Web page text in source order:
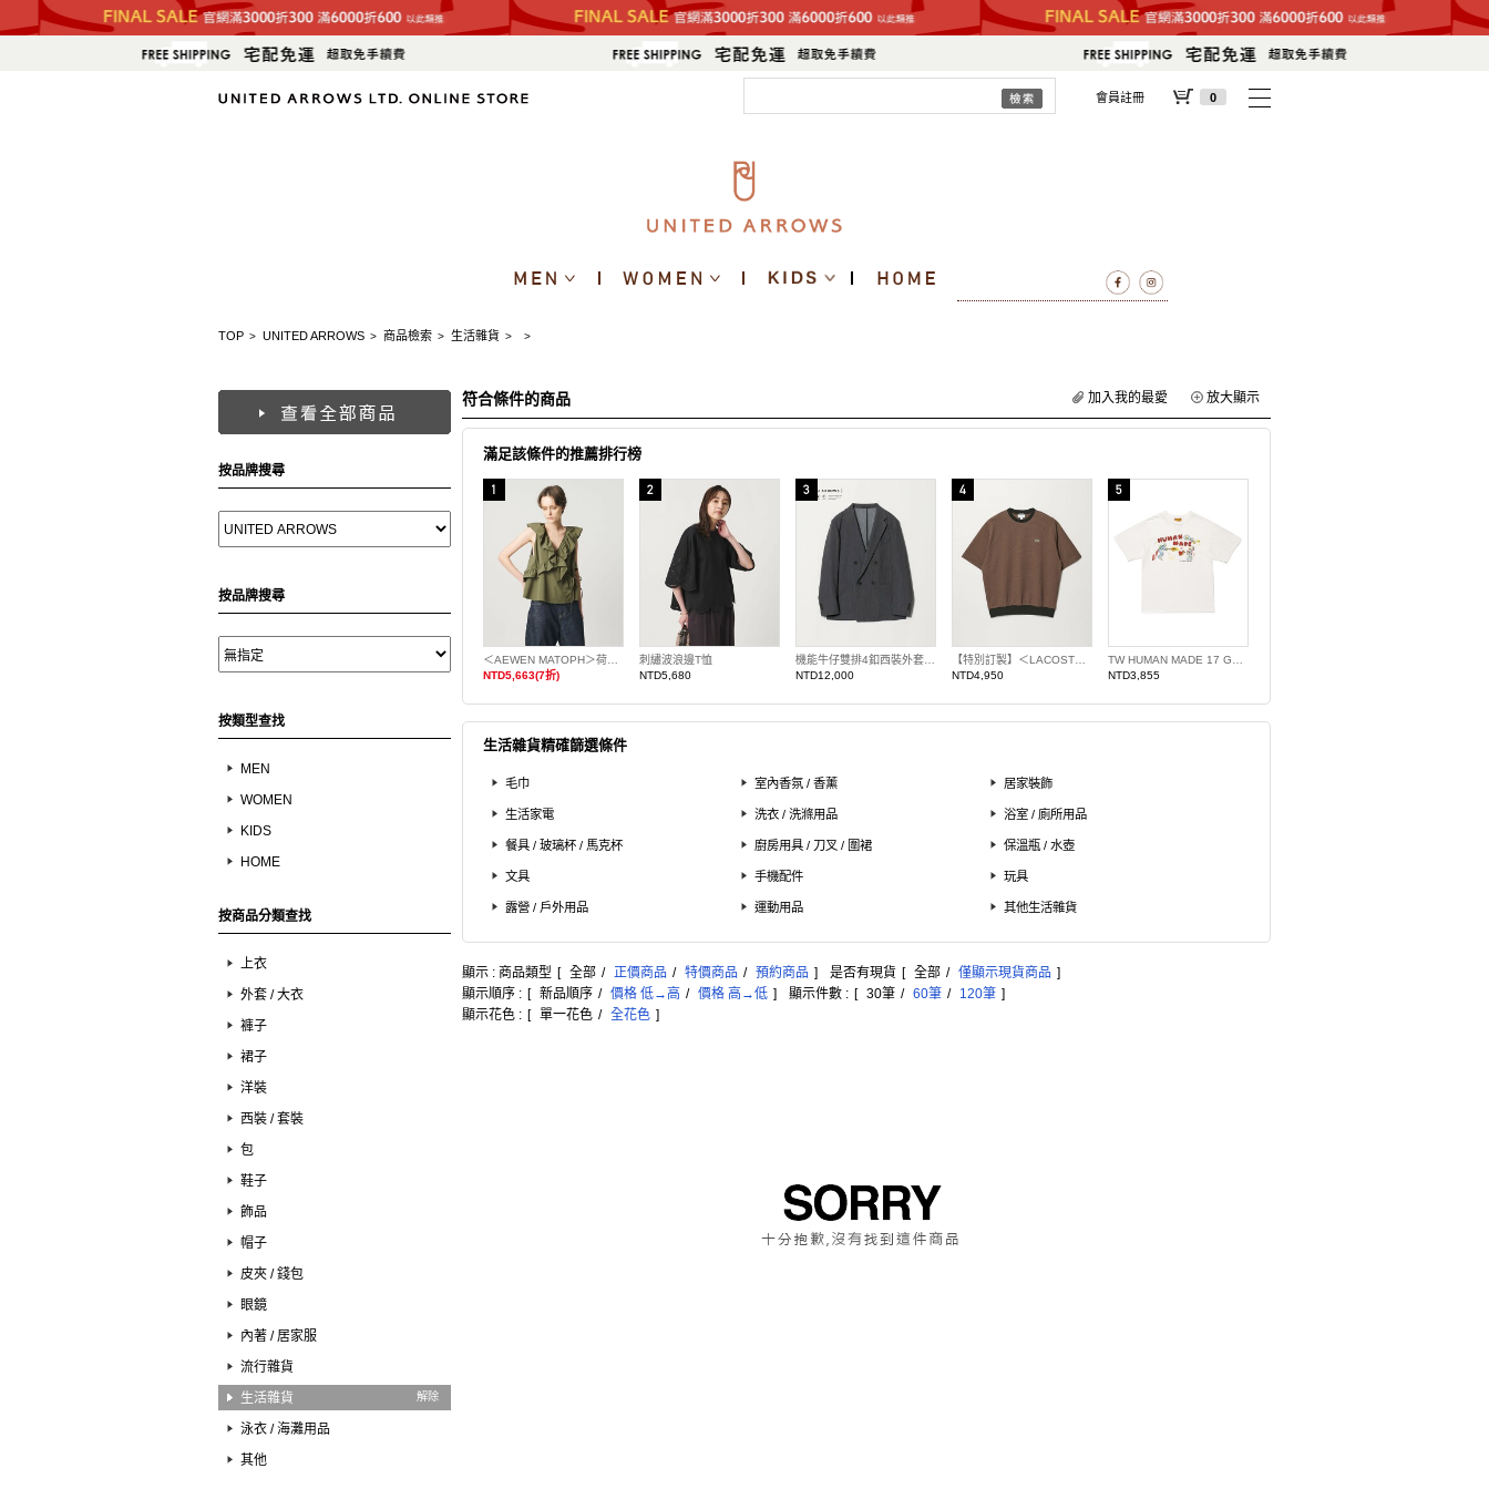
會員註冊 0
TOP > UNITED ARROWS > 商品檢索 > 生活雜貨 > >
按品牌搜尋
按品牌搜尋
按類型查找
MEN
WOMEN
KIDS
HOME
按商品分類查找
上衣
外套 / 大衣
褲子
裙子
洋裝
西裝 / 套裝
包
鞋子
飾品
帽子
皮夾 / 錢包
眼鏡
內著 / 居家服
流行雜貨
生活雜貨
解除
泳衣 / 海灘用品
其他
符合條件的商品 放大顯示
加入我的最愛
滿足該條件的推薦排行榜
NTD5,663(7折)
刺繡波浪邊T恤
NTD5,680
NTD12,000
NTD4,950
NTD3,855
生活雜貨精確篩選條件
毛巾 室內香氛 / 香薰 居家裝飾
生活家電 洗衣 / 洗滌用品 浴室 / 廁所用品
餐具 / 玻璃杯 / 馬克杯 廚房用具 / 刀叉 / 圍裙 保溫瓶 / 水壺
文具 手機配件 玩具
露營 / 戶外用品 運動用品 其他生活雜貨
顯示 : 商品類型 [ 全部 / 正價商品 / 特價商品 / 預約商品 ] 是否有現貨 [ 全部 / 僅顯示現貨商品 ]
顯示順序 : [ 新品順序 / 價格 低→高 / 價格 高→低 ] 顯示件數 : [ 30筆 / 60筆 / 120筆 ]
顯示花色 : [ 單一花色 / 全花色 ]